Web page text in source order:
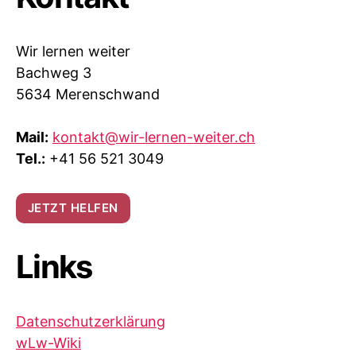
Wir lernen weiter
Bachweg 3
5634 Merenschwand
Mail: kontakt@wir-lernen-weiter.ch
Tel.: +41 56 521 3049
JETZT HELFEN
Links
Datenschutzerklärung
wLw-Wiki